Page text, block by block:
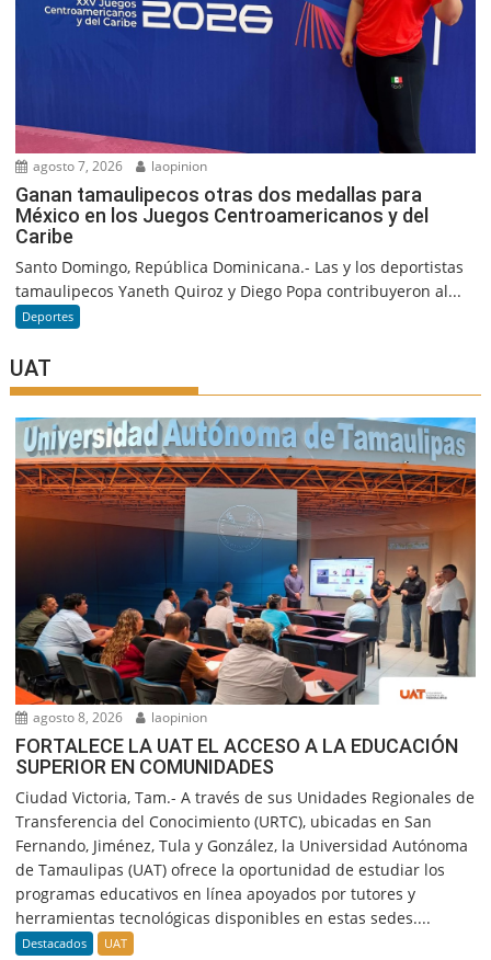
agosto 7, 2026 laopinion
Ganan tamaulipecos otras dos medallas para
México en los Juegos Centroamericanos y del
Caribe
Santo Domingo, República Dominicana.- Las y los deportistas
tamaulipecos Yaneth Quiroz y Diego Popa contribuyeron al...
Deportes
UAT
agosto 8, 2026 laopinion
FORTALECE LA UAT EL ACCESO A LA EDUCACIÓN
SUPERIOR EN COMUNIDADES
Ciudad Victoria, Tam.- A través de sus Unidades Regionales de
Transferencia del Conocimiento (URTC), ubicadas en San
Fernando, Jiménez, Tula y González, la Universidad Autónoma
de Tamaulipas (UAT) ofrece la oportunidad de estudiar los
programas educativos en línea apoyados por tutores y
herramientas tecnológicas disponibles en estas sedes....
Destacados UAT